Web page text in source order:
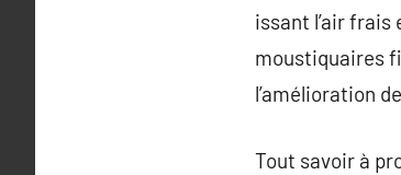
issant l’air frais
moustiquaires
l’amélioration
Tout savoir à